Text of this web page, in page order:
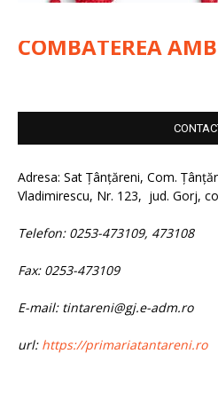
COMBATEREA
Adresa: Sat Țânțăreni, Com.
Vladimirescu, Nr. 123, jud. Gorj,
Telefon: 0253-473109, 473108
Fax: 0253-473109
E-mail: tintareni@gj.e-adm.ro
url: https://primariatantareni.ro